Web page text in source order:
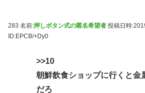
283 名前:押しボタン式の匿名希望者 投稿日時
ID:EPCB/+Dy0
>>10
朝鮮飲食ショップに行くと金
だろ